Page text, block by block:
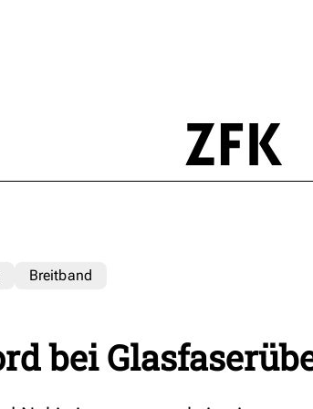
Breitband
bei